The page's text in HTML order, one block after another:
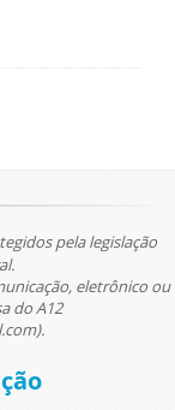
pela legislação
eletrônico ou
do A12